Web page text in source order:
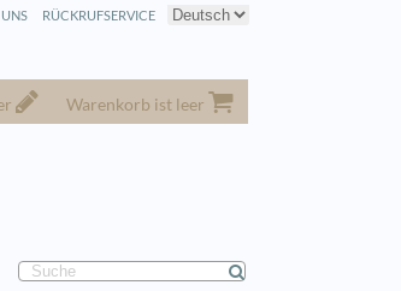
RÜCKRUFSERVICE
UNS
Warenkorb ist leer